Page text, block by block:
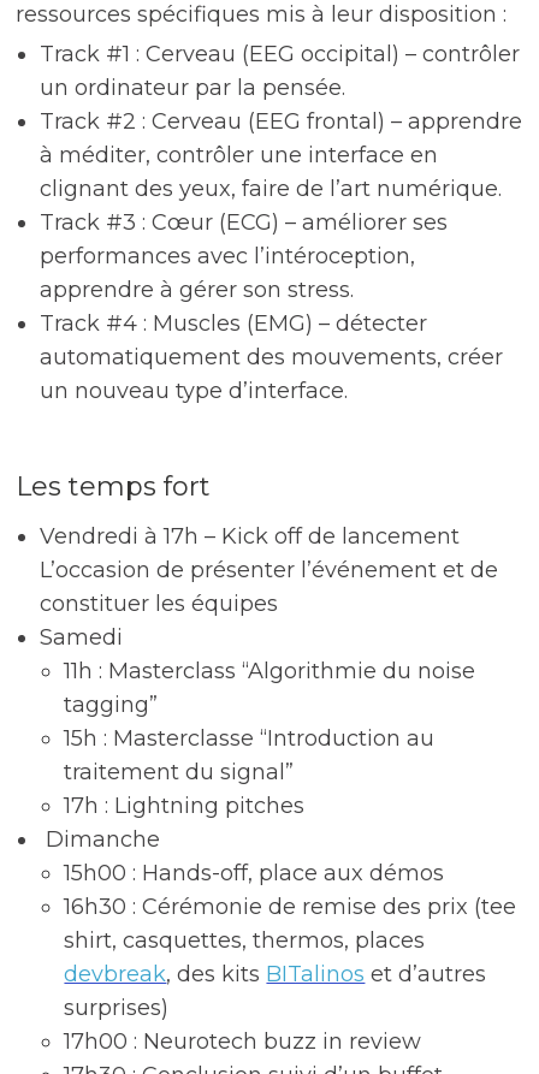
ressources spécifiques mis à leur disposition :
Track #1 : Cerveau (EEG occipital) – contrôler
un ordinateur par la pensée.
Track #2 : Cerveau (EEG frontal) – apprendre
à méditer, contrôler une interface en
clignant des yeux, faire de l’art numérique.
Track #3 : Cœur (ECG) – améliorer ses
performances avec l’intéroception,
apprendre à gérer son stress.
Track #4 : Muscles (EMG) – détecter
automatiquement des mouvements, créer
un nouveau type d’interface.
Les temps fort
Vendredi à 17h – Kick off de lancement
L’occasion de présenter l’événement et de
constituer les équipes
Samedi
11h : Masterclass “Algorithmie du noise
tagging”
15h : Masterclasse “Introduction au
traitement du signal”
17h : Lightning pitches
Dimanche
15h00 : Hands-off, place aux démos
16h30 : Cérémonie de remise des prix (tee
shirt, casquettes, thermos, places
devbreak, des kits BITalinos et d’autres
surprises)
17h00 : Neurotech buzz in review